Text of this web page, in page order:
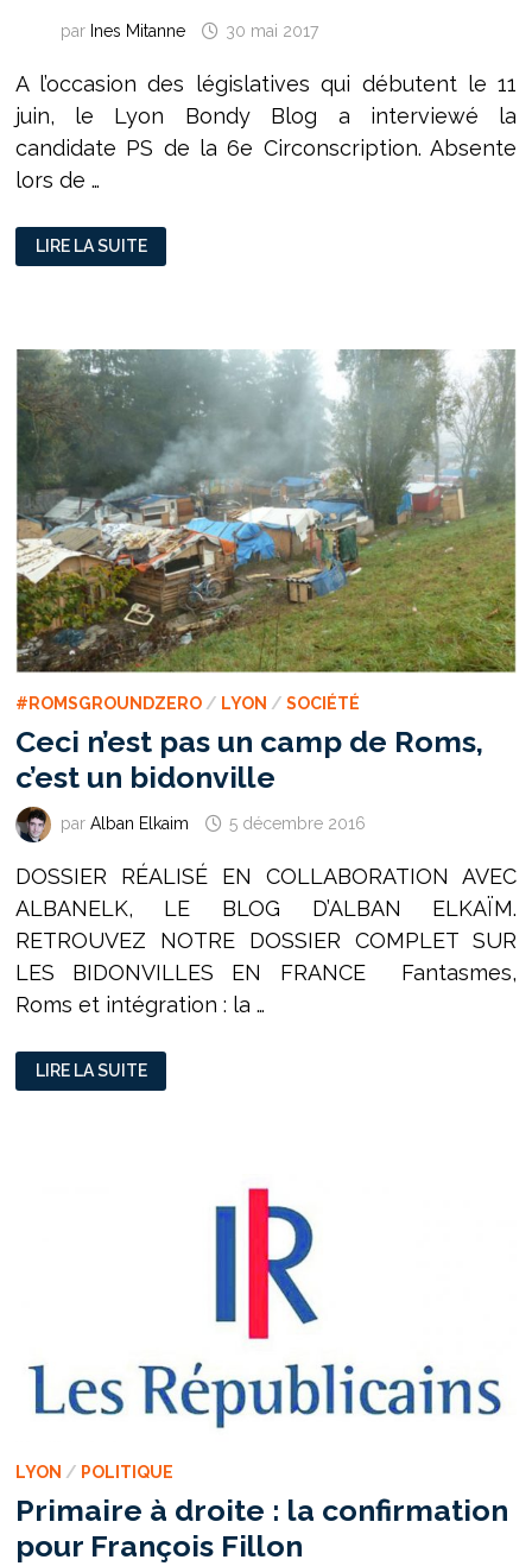
par Ines Mitanne 30 mai 2017
A l’occasion des législatives qui débutent le 11
juin, le Lyon Bondy Blog a interviewé la
candidate PS de la 6e Circonscription. Absente
lors de …
NAJAT
VALLAUD-
BELKACEM
L’ÉDUCATION
DE
DROITE
ET
L’ÉCONOMIE
D’EN
MARCHE
LIRE LA SUITE
#ROMSGROUNDZERO/ LYON / SOCIÉTÉ
Ceci n’est pas un camp de Roms,
c’est un bidonville
par Alban Elkaim 5 décembre 2016
DOSSIER RÉALISÉ EN COLLABORATION AVEC
ALBANELK, LE BLOG D’ALBAN ELKAÏM.
RETROUVEZ NOTRE DOSSIER COMPLET SUR
LES BIDONVILLES EN FRANCE Fantasmes,
Roms et intégration : la …
CECI
N’EST
PAS
LIRE LA SUITE
LYON / POLITIQUE
Primaire à droite : la confirmation
pour François Fillon